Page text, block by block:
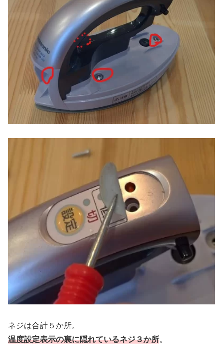
ネジは合計５か所。
温度設定表示の裏に隠れているネジ３か所。